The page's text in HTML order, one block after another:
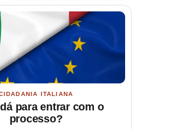
ITALIANA
para entrar com o
processo?